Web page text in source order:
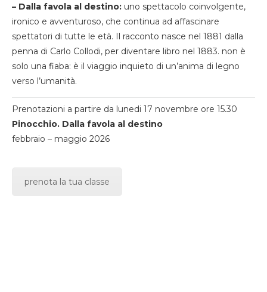
– Dalla favola al destino: uno spettacolo coinvolgente,
ironico e avventuroso, che continua ad affascinare
spettatori di tutte le età. Il racconto nasce nel 1881 dalla
penna di Carlo Collodi, per diventare libro nel 1883. non è
solo una fiaba: è il viaggio inquieto di un’anima di legno
verso l’umanità.
Prenotazioni a partire da lunedi 17 novembre ore 15.30
Pinocchio. Dalla favola al destino
febbraio – maggio 2026
prenota la tua classe